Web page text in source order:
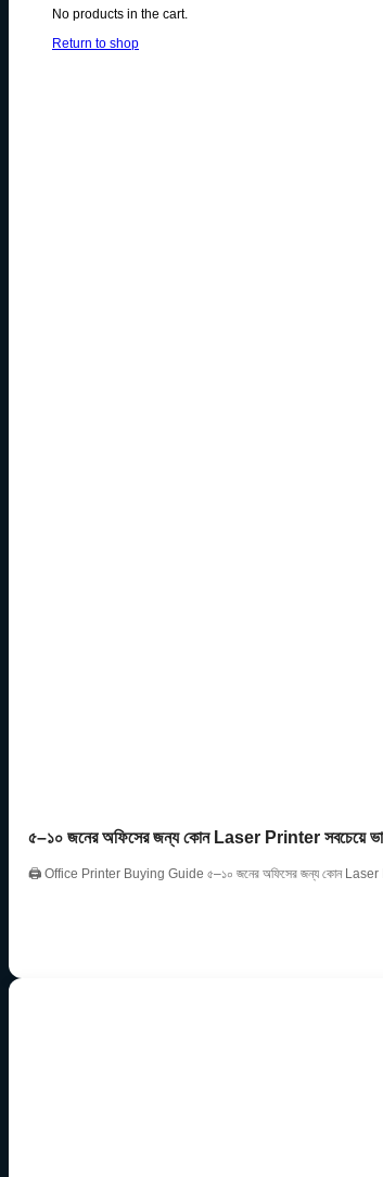
No products in the cart.
Return to shop
৫–১০ জনের অফিসের জন্য কোন Laser Printer
🖨️ Office Printer Buying Guide ৫–১০ জনের অফিসের জন্য কোন Laser